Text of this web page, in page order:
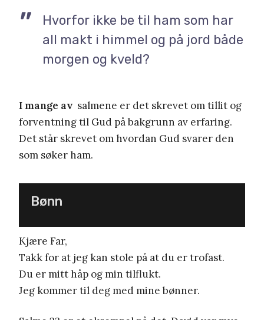
Hvorfor ikke be til ham som har
all makt i himmel og på jord både
morgen og kveld?
I mange av salmene er det skrevet om tillit og
forventning til Gud på bakgrunn av erfaring.
Det står skrevet om hvordan Gud svarer den
som søker ham.
Bønn
Kjære Far,
Takk for at jeg kan stole på at du er trofast.
Du er mitt håp og min tilflukt.
Jeg kommer til deg med mine bønner.